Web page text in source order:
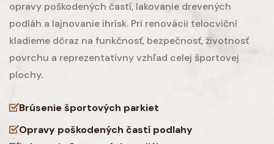
opravy poškodených častí, lakovanie drevených
podláh a lajnovanie ihrísk. Pri renovácii telocviční
kladieme dôraz na funkčnosť, bezpečnosť, životnosť
povrchu a reprezentatívny vzhľad celej športovej
plochy.
Brúsenie športových parkiet
Opravy poškodených častí podlahy